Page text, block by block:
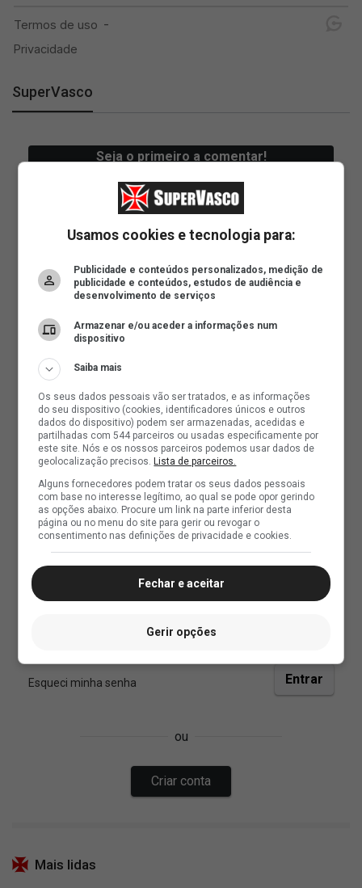
SuperVasco
Mais lidas
Usamos cookies e tecnologia para:
Publicidade e conteúdos personalizados, medição de
publicidade e conteúdos, estudos de audiência e
desenvolvimento de serviços
Armazenar e/ou aceder a informações num
dispositivo
Saiba mais
Os seus dados pessoais vão ser tratados, e as informações
do seu dispositivo (cookies, identificadores únicos e outros
dados do dispositivo) podem ser armazenadas, acedidas e
partilhadas com 544 parceiros ou usadas especificamente por
este site. Nós e os nossos parceiros podemos usar dados de
geolocalização precisos.Lista de parceiros.
Alguns fornecedores podem tratar os seus dados pessoais
com base no interesse legítimo, ao qual se pode opor gerindo
as opções abaixo. Procure um link na parte inferior desta
página ou no menu do site para gerir ou revogar o
consentimento nas definições de privacidade e cookies.
Fechar e aceitar
Gerir opções